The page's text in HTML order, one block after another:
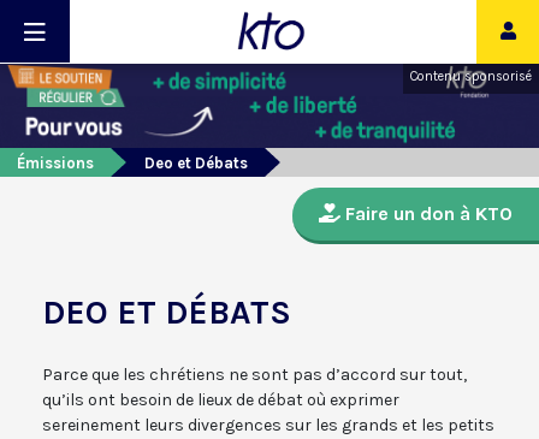
Contenu sponsorisé
Émissions Deo et Débats
Faire un don à KTO
DEO ET DÉBATS
Parce que les chrétiens ne sont pas d’accord sur tout,
qu’ils ont besoin de lieux de débat où exprimer
sereinement leurs divergences sur les grands et les petits